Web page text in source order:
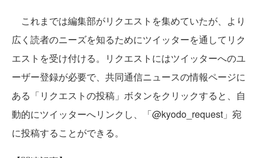
これまでは編集部がリクエストを集めていたが、より
広く読者のニーズを知るためにツイッターを通してリク
エストを受け付ける。リクエストにはツイッターへのユ
ーザー登録が必要で、共同通信ニュースの情報ページに
ある「リクエストの投稿」ボタンをクリックすると、自
動的にツイッターへリンクし、「@kyodo_request」宛
に投稿することができる。